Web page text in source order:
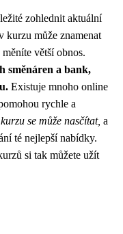
zohlednit aktuální
kurzu může znamenat
větší obnos.
směnáren a bank,
Existuje mnoho online
rychle a
se může nasčítat, a
té nejlepší nabídky.
si tak můžete užít